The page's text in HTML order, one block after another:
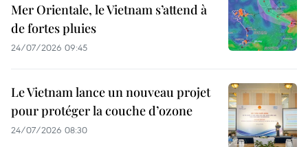
Mer Orientale, le Vietnam s’attend à
de fortes pluies
24/07/2026 09:45
Le Vietnam lance un nouveau projet
pour protéger la couche d’ozone
24/07/2026 08:30